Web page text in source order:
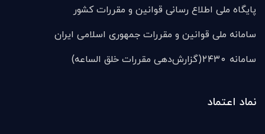
پایگاه ملی اطلاع رسانی قوانین و مقررات کشور
سامانه ملی قوانين و مقررات جمهوری اسلامی ایران
سامانه ۲۴۳۰(گزارش‌دهی مقررات خلق الساعه)
نماد اعتماد